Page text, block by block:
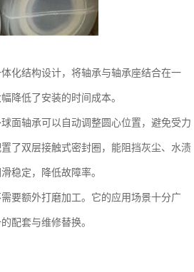
化结构设计，将轴承与轴承座结合在一
降低了安装的时间成本。
面轴承可以自动调整圆心位置，避免受力
了双层接触式密封圈，能阻挡灰尘、水渍
稳定，降低故障率。
要额外打磨加工。它的应用场景十分广
配套与维修替换。